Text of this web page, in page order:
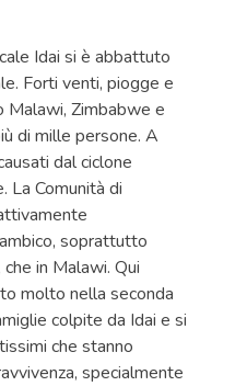
Idai si è abbattuto
Forti venti, piogge e
Malawi, Zimbabwe e
di mille persone. A
dal ciclone
La Comunità di
soprattutto
in Malawi. Qui
molto nella seconda
colpite da Idai e si
che stanno
specialmente